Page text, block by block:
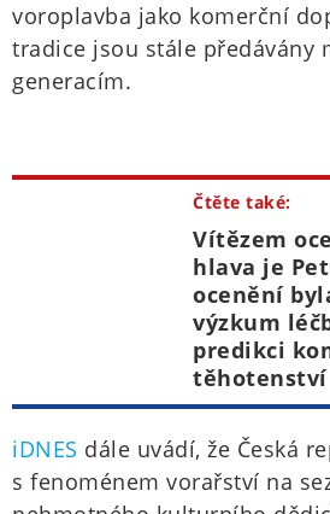
voroplavba jako komerční
tradice jsou stále předávány
generacím.
Čtěte také:
Vítězem
hlava je
ocenění
výzkum
predikci
těhotenství
iDNES dále uvádí, že Česká
s fenoménem vorařství na